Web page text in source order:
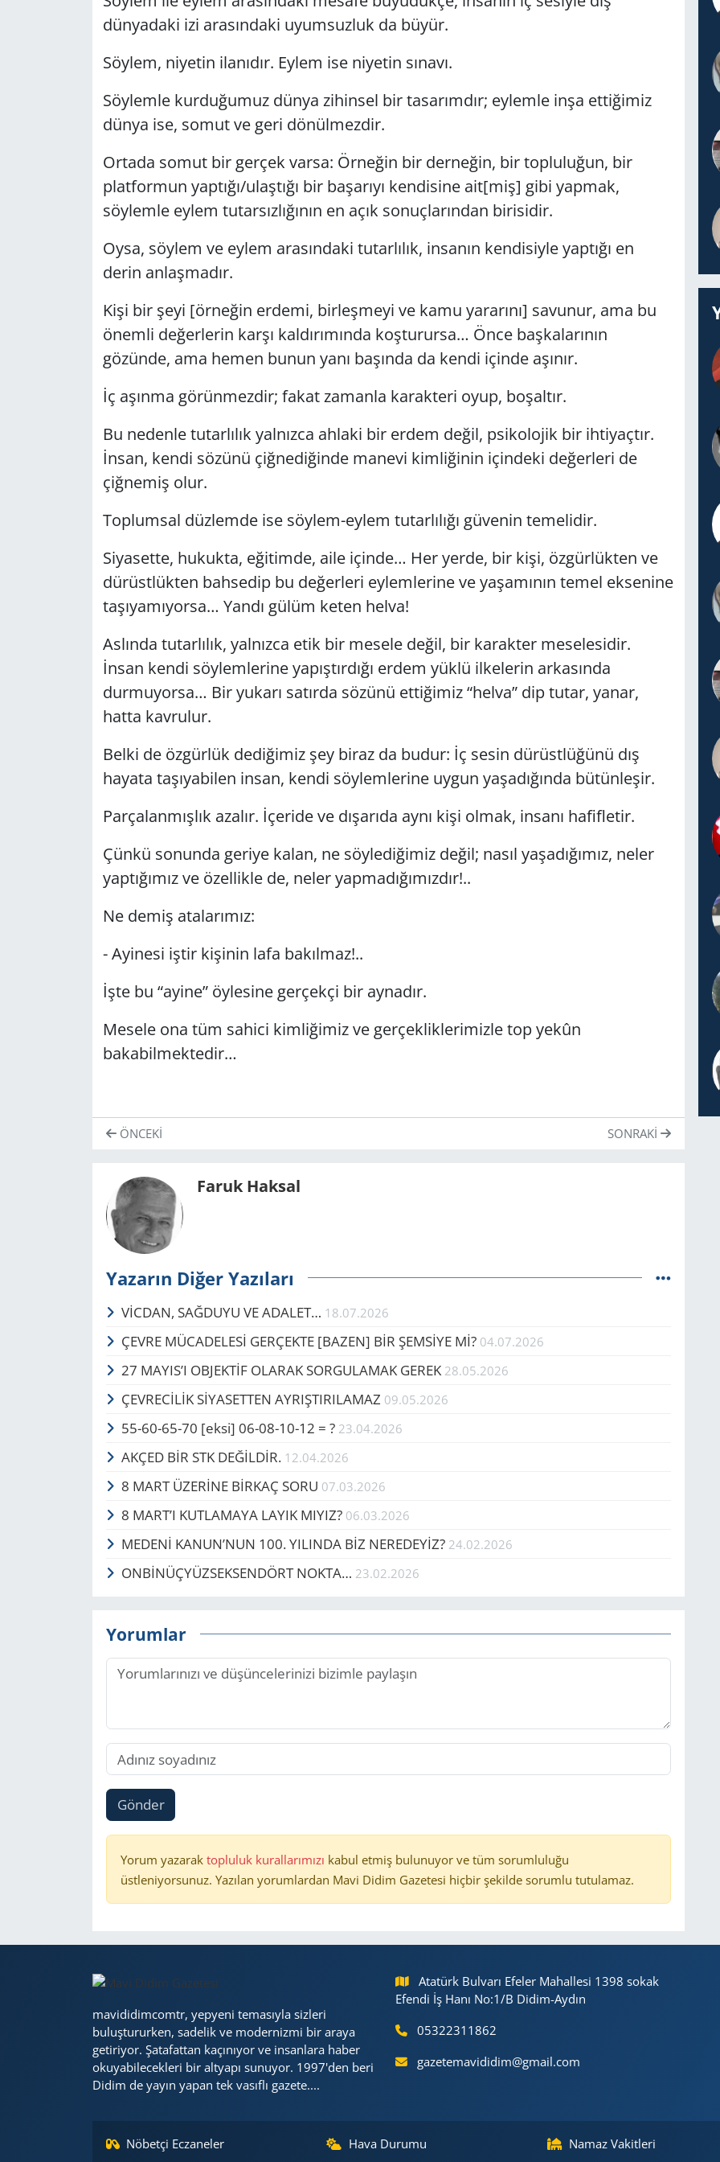
dünyadaki izi arasındaki uyumsuzluk da büyür.
Söylem, niyetin ilanıdır. Eylem ise niyetin sınavı.
Söylemle kurduğumuz dünya zihinsel bir tasarımdır; eylemle inşa ettiğimiz
dünya ise, somut ve geri dönülmezdir.
Ortada somut bir gerçek varsa: Örneğin bir derneğin, bir topluluğun, bir
platformun yaptığı/ulaştığı bir başarıyı kendisine ait[miş] gibi yapmak,
söylemle eylem tutarsızlığının en açık sonuçlarından birisidir.
Oysa, söylem ve eylem arasındaki tutarlılık, insanın kendisiyle yaptığı en
derin anlaşmadır.
Kişi bir şeyi [örneğin erdemi, birleşmeyi ve kamu yararını] savunur, ama bu
önemli değerlerin karşı kaldırımında koşturursa… Önce başkalarının
gözünde, ama hemen bunun yanı başında da kendi içinde aşınır.
İç aşınma görünmezdir; fakat zamanla karakteri oyup, boşaltır.
Bu nedenle tutarlılık yalnızca ahlaki bir erdem değil, psikolojik bir ihtiyaçtır.
İnsan, kendi sözünü çiğnediğinde manevi kimliğinin içindeki değerleri de
çiğnemiş olur.
Toplumsal düzlemde ise söylem-eylem tutarlılığı güvenin temelidir.
Siyasette, hukukta, eğitimde, aile içinde… Her yerde, bir kişi, özgürlükten ve
dürüstlükten bahsedip bu değerleri eylemlerine ve yaşamının temel eksenine
taşıyamıyorsa… Yandı gülüm keten helva!
Aslında tutarlılık, yalnızca etik bir mesele değil, bir karakter meselesidir.
İnsan kendi söylemlerine yapıştırdığı erdem yüklü ilkelerin arkasında
durmuyorsa… Bir yukarı satırda sözünü ettiğimiz “helva” dip tutar, yanar,
hatta kavrulur.
Belki de özgürlük dediğimiz şey biraz da budur: İç sesin dürüstlüğünü dış
hayata taşıyabilen insan, kendi söylemlerine uygun yaşadığında bütünleşir.
Parçalanmışlık azalır. İçeride ve dışarıda aynı kişi olmak, insanı hafifletir.
Çünkü sonunda geriye kalan, ne söylediğimiz değil; nasıl yaşadığımız, neler
yaptığımız ve özellikle de, neler yapmadığımızdır!..
Ne demiş atalarımız:
- Ayinesi iştir kişinin lafa bakılmaz!..
İşte bu “ayine” öylesine gerçekçi bir aynadır.
Mesele ona tüm sahici kimliğimiz ve gerçekliklerimizle top yekûn
bakabilmektedir…
ÖNCEKI SONRAKI
Faruk Haksal
Yazarın Diğer Yazıları
VİCDAN, SAĞ­DU­YU VE ADA­LET… 18.07.2026
ÇEVRE MÜCADELESİ GERÇEKTE ​​​​​​​[BAZEN] BİR ŞEMSİYE Mİ? 04.07.2026
27 MAYIS’I OB­JEKTİF OLA­RAK SOR­GU­LA­MAK GEREK 28.05.2026
ÇEVRECİLİK SİYASETTEN AYRIŞTIRILAMAZ 09.05.2026
55-60-65-70 [eksi] 06-08-10-12 = ? 23.04.2026
AKÇED BİR STK DEĞİLDİR. 12.04.2026
8 MART ÜZERİNE BİRKAÇ SORU 07.03.2026
8 MART’I KUTLAMAYA LAYIK MIYIZ? 06.03.2026
MEDENİ KANUN’NUN 100. YILINDA BİZ NEREDEYİZ? 24.02.2026
ONBİNÜÇYÜZSEKSENDÖRT NOKTA… 23.02.2026
Yorumlar
Gönder
Yorum yazarak topluluk kurallarımızı kabul etmiş bulunuyor ve tüm sorumluluğu
üstleniyorsunuz. Yazılan yorumlardan Mavi Didim Gazetesi hiçbir şekilde sorumlu tutulamaz.
mavididimcomtr, yepyeni temasıyla sizleri
buluştururken, sadelik ve modernizmi bir araya
getiriyor. Şatafattan kaçınıyor ve insanlara haber
okuyabilecekleri bir altyapı sunuyor. 1997'den beri
Didim de yayın yapan tek vasıflı gazete....
Atatürk Bulvarı Efeler Mahallesi 1398 sokak
Efendi İş Hanı No:1/B Didim-Aydın
05322311862
gazetemavididim@gmail.com
Nöbetçi Eczaneler Hava Durumu Namaz Vakitleri
GÜNDEM
HABERDE İNSAN
KÜLTÜR SANAT
POLİTİKA